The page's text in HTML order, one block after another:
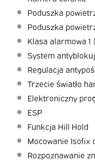
Poduszka
Poduszka
Klasa alarmowa
System
Regulacja
Trzecie światło
Elektroniczny
ESP
Funkcja Hill Hold
Mocowanie Isofix
Rozpoznawanie